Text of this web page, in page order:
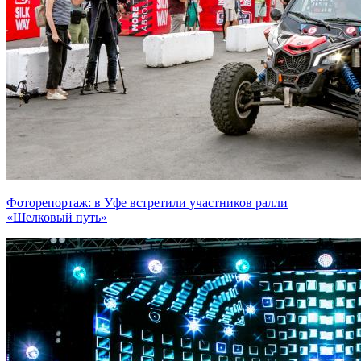
Фоторепортаж: в Уфе встретили участников ралли
«Шелковый путь»